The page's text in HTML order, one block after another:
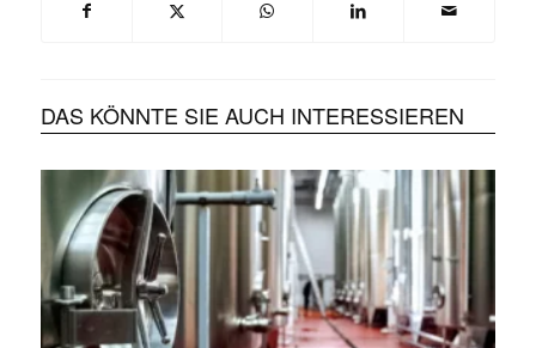
DAS KÖNNTE SIE AUCH INTERESSIEREN